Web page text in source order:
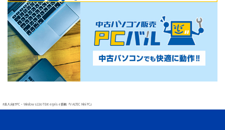
#法人向けPC・Windows11IoT Enterprise搭載「VALTEC Mini PC」